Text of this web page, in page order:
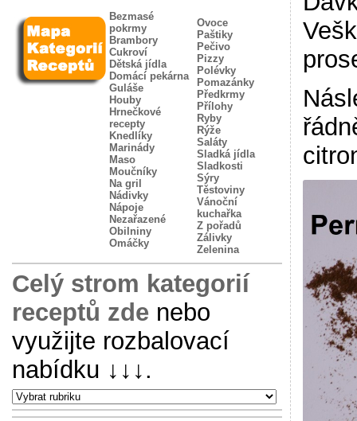
Bezmasé
pokrmy
Brambory
Cukroví
Dětská jídla
Domácí pekárna
Guláše
Houby
Hrnečkové
recepty
Knedlíky
Marinády
Maso
Moučníky
Na gril
Nádivky
Nápoje
Nezařazené
Obilniny
Omáčky
Ovoce
Paštiky
Pečivo
Pizzy
Polévky
Pomazánky
Předkrmy
Přílohy
Ryby
Rýže
Saláty
Sladká jídla
Sladkosti
Sýry
Těstoviny
Vánoční
kuchařka
Z pořadů
Zálivky
Zelenina
Celý strom kategorií
receptů zde nebo
využijte rozbalovací
nabídku ↓↓↓.